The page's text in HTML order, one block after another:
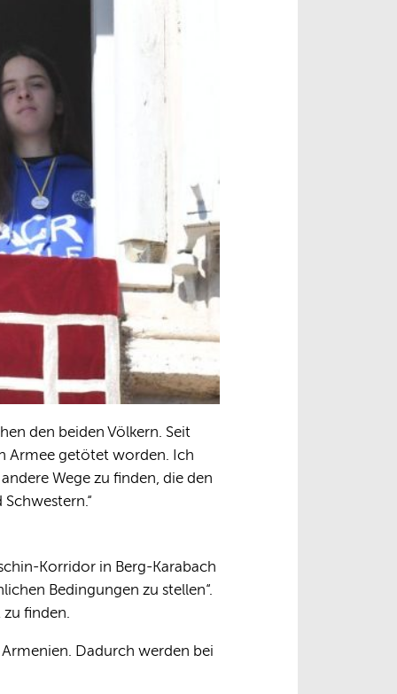
den beiden Völkern. Seit
Armee getötet worden. Ich
Wege zu finden, die den
Korridor in Berg-Karabach
Bedingungen zu stellen“.
finden.
Dadurch werden bei